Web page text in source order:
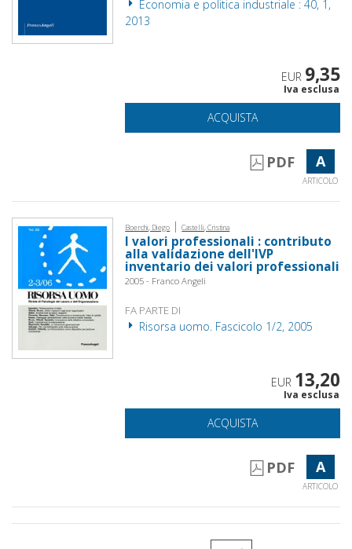
Economia e politica industriale : 40, 1,
2013
EUR 9,35
Iva esclusa
ACQUISTA
PDF A
ARTICOLO
Boerchi, Diego | Castelli, Cristina
I valori professionali : contributo
alla validazione dell'IVP
inventario dei valori professionali
2005 - Franco Angeli
FA PARTE DI
Risorsa uomo. Fascicolo 1/2, 2005
EUR 13,20
Iva esclusa
ACQUISTA
PDF A
ARTICOLO